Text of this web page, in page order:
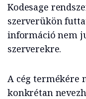
Kodesage
szerverükön
információ nem
szerverekre.
A cég termékére
konkrétan